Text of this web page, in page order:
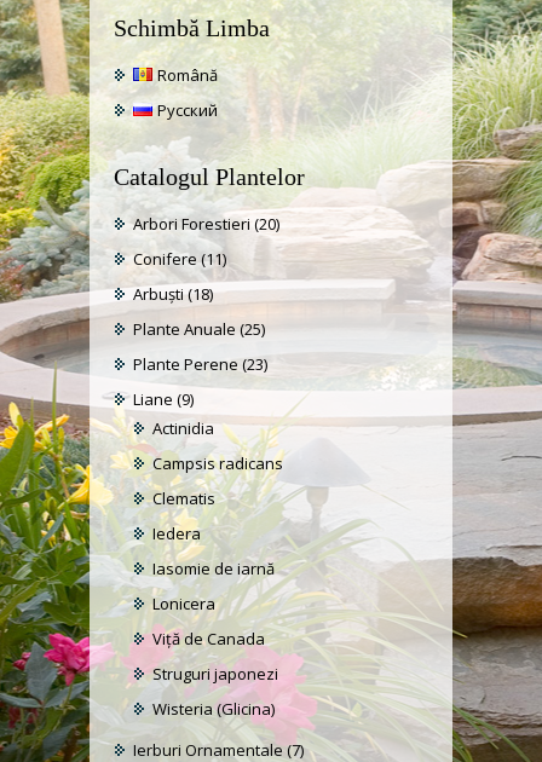
Schimbă Limba
Română
Русский
Catalogul Plantelor
Arbori Forestieri (20)
Conifere (11)
Arbuști(18)
Plante Anuale (25)
Plante Perene (23)
Liane (9)
Actinidia
Campsis radicans
Clematis
Iedera
Iasomie de iarnă
Lonicera
Viță de Canada
Struguri japonezi
Wisteria (Glicina)
Ierburi Ornamentale (7)